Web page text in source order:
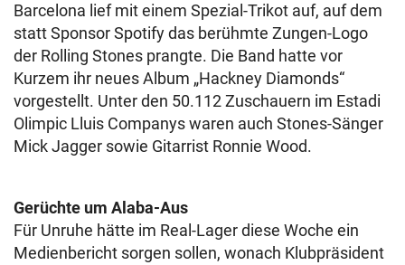
Barcelona lief mit einem Spezial-Trikot auf, auf dem
statt Sponsor Spotify das berühmte Zungen-Logo
der Rolling Stones prangte. Die Band hatte vor
Kurzem ihr neues Album „Hackney Diamonds“
vorgestellt. Unter den 50.112 Zuschauern im Estadi
Olimpic Lluis Companys waren auch Stones-Sänger
Mick Jagger sowie Gitarrist Ronnie Wood.
Gerüchte um Alaba-Aus
Für Unruhe hätte im Real-Lager diese Woche ein
Medienbericht sorgen sollen, wonach Klubpräsident